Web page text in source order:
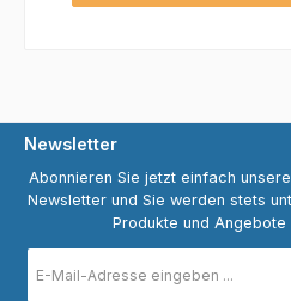
Newsletter
Abonnieren Sie jetzt einfach
Newsletter und Sie werden stets
Produkte und
Mail-